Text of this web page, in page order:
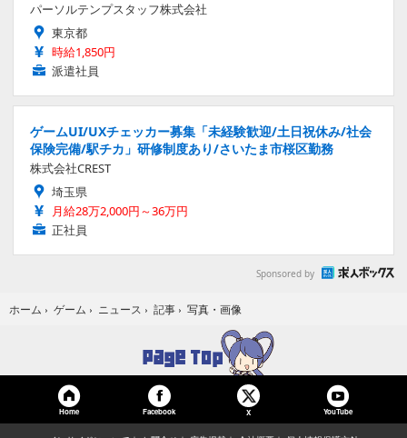
パーソルテンプスタッフ株式会社
東京都
時給1,850円
派遣社員
ゲームUI/UXチェッカー募集「未経験歓迎/土日祝休み/社会
保険完備/駅チカ」研修制度あり/さいたま市桜区勤務
株式会社CREST
埼玉県
月給28万2,000円～36万円
正社員
Sponsored by
ホーム › ゲーム › ニュース › 記事 › 写真・画像
Home Facebook X YouTube